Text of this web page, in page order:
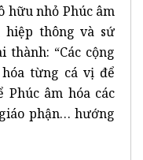
hữu nhỏ Phúc âm
hiệp thông và sứ
“Các cộng
từng cá vị để
Phúc âm hóa các
phận… hướng